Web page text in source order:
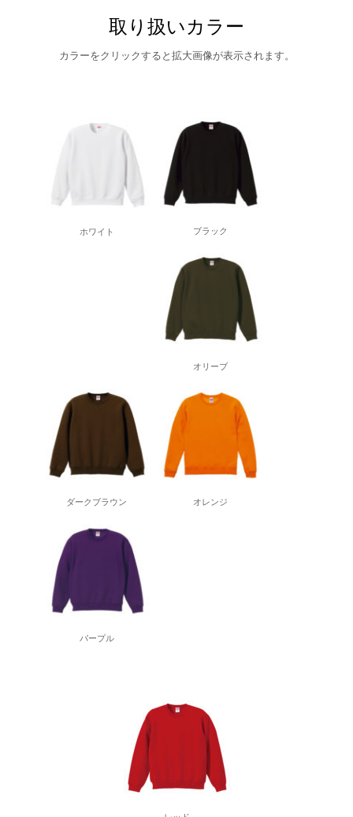
取り扱いカラー
カラーをクリックすると拡大画像が表示されます。
ホワイト ブラック
オリーブ
ダークブラウン
パープル
オレンジ